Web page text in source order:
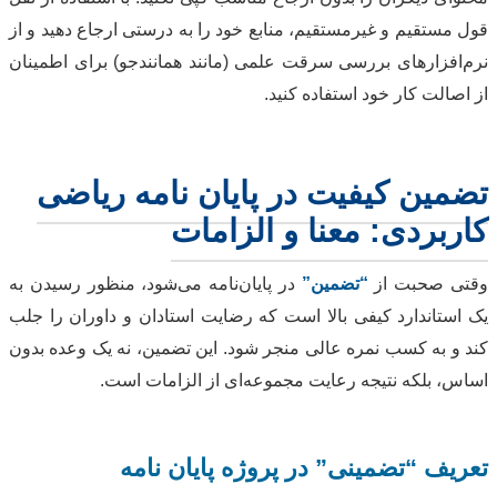
قول مستقیم و غیرمستقیم، منابع خود را به درستی ارجاع دهید و از
نرم‌افزارهای بررسی سرقت علمی (مانند همانندجو) برای اطمینان
از اصالت کار خود استفاده کنید.
تضمین کیفیت در پایان نامه ریاضی
کاربردی: معنا و الزامات
وقتی صحبت از “تضمین” در پایان‌نامه می‌شود، منظور رسیدن به
یک استاندارد کیفی بالا است که رضایت استادان و داوران را جلب
کند و به کسب نمره عالی منجر شود. این تضمین، نه یک وعده بدون
اساس، بلکه نتیجه رعایت مجموعه‌ای از الزامات است.
تعریف “تضمینی” در پروژه پایان نامه